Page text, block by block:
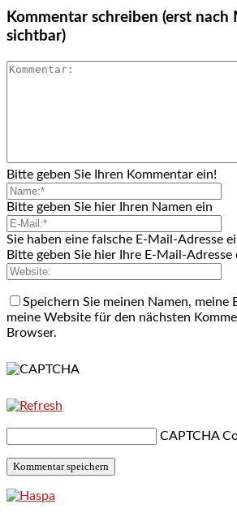
Kommentar schreiben (erst
sichtbar)
Bitte geben Sie Ihren Kommentar ein!
Bitte geben Sie hier Ihren Namen ein
Sie haben eine falsche E-Mail-Adresse
Bitte geben Sie hier Ihre E-Mail-Adresse
Speichern Sie meinen Namen, meine
meine Website für den nächsten
Browser.
CAPTCHA